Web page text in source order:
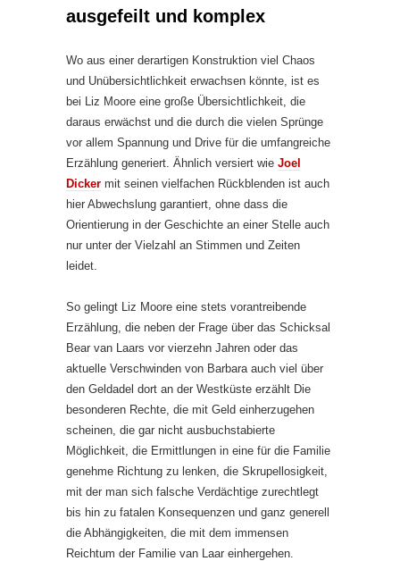
ausgefeilt und komplex
Wo aus einer derartigen Konstruktion viel Chaos
und Unübersichtlichkeit erwachsen könnte, ist es
bei Liz Moore eine große Übersichtlichkeit, die
daraus erwächst und die durch die vielen Sprünge
vor allem Spannung und Drive für die umfangreiche
Erzählung generiert. Ähnlich versiert wie Joel
Dicker mit seinen vielfachen Rückblenden ist auch
hier Abwechslung garantiert, ohne dass die
Orientierung in der Geschichte an einer Stelle auch
nur unter der Vielzahl an Stimmen und Zeiten
leidet.
So gelingt Liz Moore eine stets vorantreibende
Erzählung, die neben der Frage über das Schicksal
Bear van Laars vor vierzehn Jahren oder das
aktuelle Verschwinden von Barbara auch viel über
den Geldadel dort an der Westküste erzählt Die
besonderen Rechte, die mit Geld einherzugehen
scheinen, die gar nicht ausbuchstabierte
Möglichkeit, die Ermittlungen in eine für die Familie
genehme Richtung zu lenken, die Skrupellosigkeit,
mit der man sich falsche Verdächtige zurechtlegt
bis hin zu fatalen Konsequenzen und ganz generell
die Abhängigkeiten, die mit dem immensen
Reichtum der Familie van Laar einhergehen.